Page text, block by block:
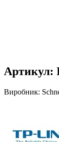
Артикул:
Виробник: